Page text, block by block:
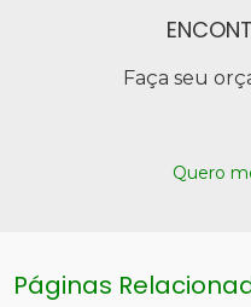
Faça seu
Quero
Páginas